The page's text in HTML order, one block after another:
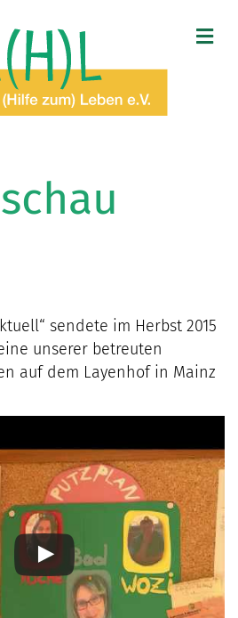
N
A
sendete im Herbst 2015
unserer betreuten
auf dem Layenhof in Mainz